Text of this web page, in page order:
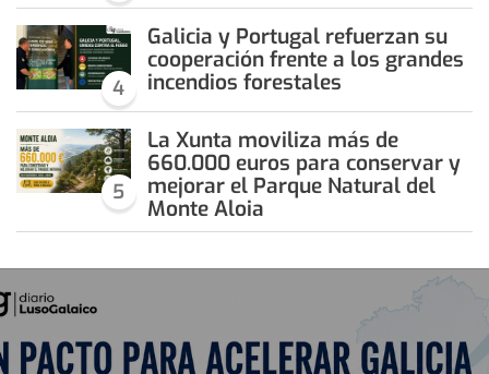
4
Galicia y Portugal refuerzan su
cooperación frente a los grandes
incendios forestales
5
La Xunta moviliza más de
660.000 euros para conservar y
mejorar el Parque Natural del
Monte Aloia